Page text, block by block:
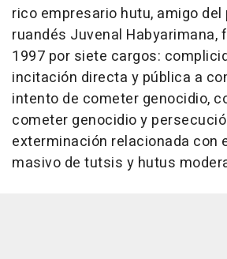
rico empresario hutu, amigo
ruandés Juvenal Habyarimana,
1997 por siete cargos:
incitación directa y pública a
intento de cometer genocidio,
cometer genocidio y
exterminación relacionada con
masivo de tutsis y hutus